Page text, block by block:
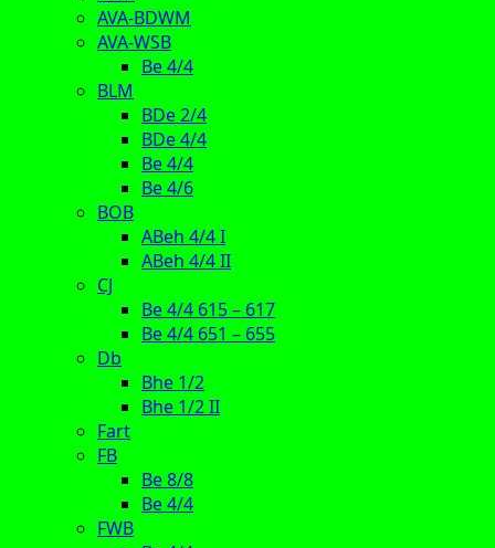
AVA-BDWM
AVA-WSB
Be 4/4
BLM
BDe 2/4
BDe 4/4
Be 4/4
Be 4/6
BOB
ABeh 4/4 I
ABeh 4/4 II
CJ
Be 4/4 615 – 617
Be 4/4 651 – 655
Db
Bhe 1/2
Bhe 1/2 II
Fart
FB
Be 8/8
Be 4/4
FWB